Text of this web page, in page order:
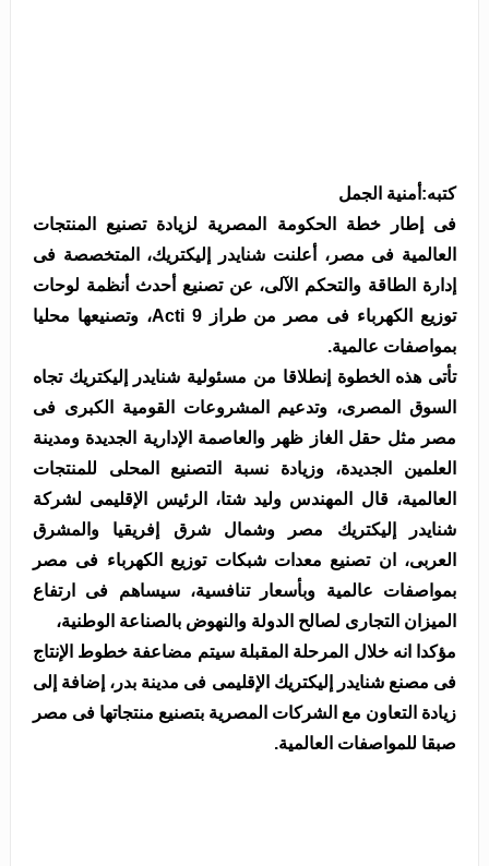
كتبه:أمنية الجمل
فى إطار خطة الحكومة المصرية لزيادة تصنيع المنتجات
العالمية فى مصر، أعلنت شنايدر إليكتريك، المتخصصة فى
إدارة الطاقة والتحكم الآلى، عن تصنيع أحدث أنظمة لوحات
توزيع الكهرباء فى مصر من طراز Acti 9، وتصنيعها محليا
بمواصفات عالمية.
تأتى هذه الخطوة إنطلاقا من مسئولية شنايدر إليكتريك تجاه
السوق المصرى، وتدعيم المشروعات القومية الكبرى فى
مصر مثل حقل الغاز ظهر والعاصمة الإدارية الجديدة ومدينة
العلمين الجديدة، وزيادة نسبة التصنيع المحلى للمنتجات
العالمية، قال المهندس وليد شتا، الرئيس الإقليمى لشركة
شنايدر إليكتريك مصر وشمال شرق إفريقيا والمشرق
العربى، ان تصنيع معدات شبكات توزيع الكهرباء فى مصر
بمواصفات عالمية وبأسعار تنافسية، سيساهم فى ارتفاع
الميزان التجارى لصالح الدولة والنهوض بالصناعة الوطنية،
مؤكدا انه خلال المرحلة المقبلة سيتم مضاعفة خطوط الإنتاج
فى مصنع شنايدر إليكتريك الإقليمى فى مدينة بدر، إضافة إلى
زيادة التعاون مع الشركات المصرية بتصنيع منتجاتها فى مصر
صبقا للمواصفات العالمية.